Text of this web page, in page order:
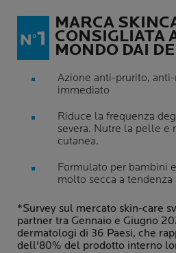
MARCA
CONSIGLIATA
MONDO DAI
Azione anti-prurito,
immediato
Riduce la frequenza
severa. Nutre la pelle e
cutanea.
Formulato per bambini
molto secca a tendenza
*Survey sul mercato skin-care
partner tra Gennaio e Giugno
dermatologi di 36 Paesi, che
dell'80% del prodotto interno